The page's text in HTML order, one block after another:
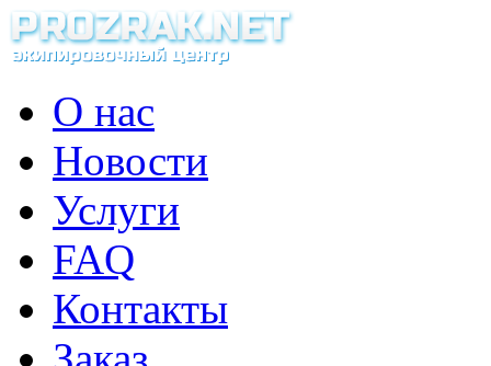
О нас
Новости
Услуги
FAQ
Контакты